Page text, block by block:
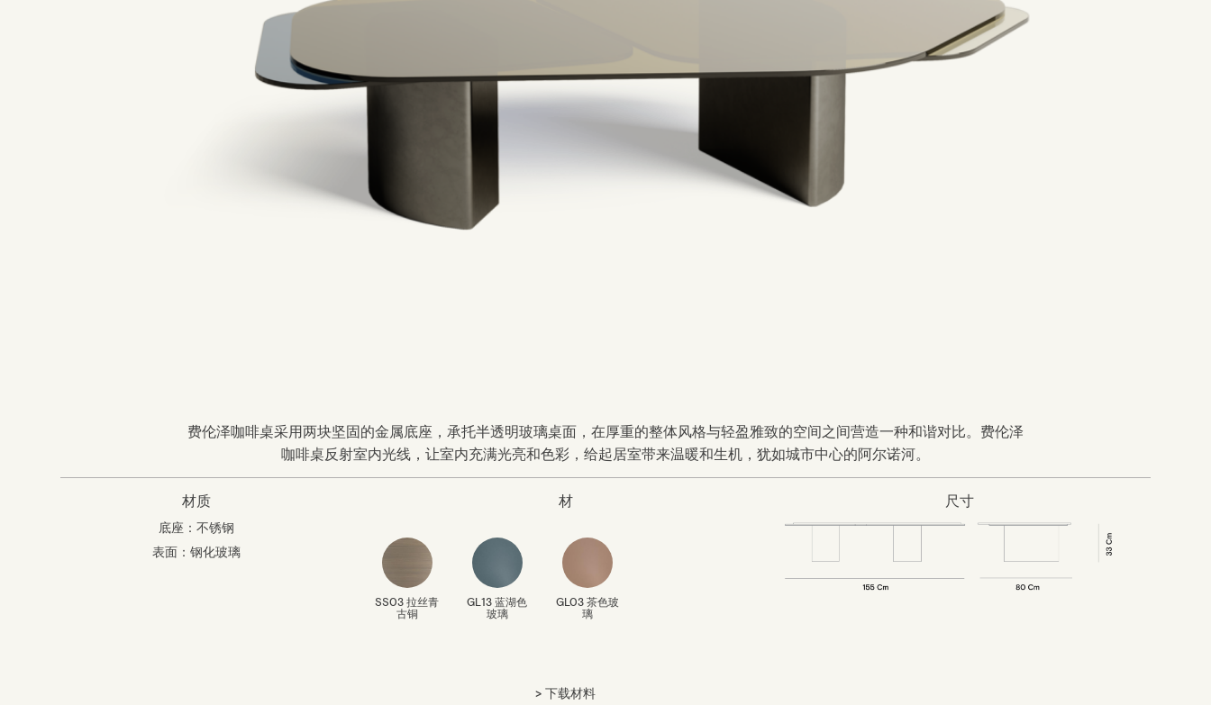
费伦泽咖啡桌采用两块坚固的金属底座，承托半透明玻璃桌面，在厚重的整体风格与轻盈雅致的空间之间营造一种和谐对比。费伦泽
咖啡桌反射室内光线，让室内充满光亮和色彩，给起居室带来温暖和生机，犹如城市中心的阿尔诺河。
材质
底座：不锈钢
表面：钢化玻璃
材
SS03 拉丝青
古铜
GL13 蓝湖色
玻璃
GL03 茶色玻
璃
下载材料
尺寸